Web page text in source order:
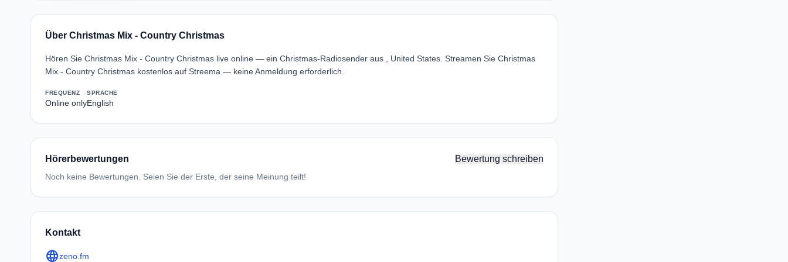
Über Christmas Mix - Country Christmas
Hören Sie Christmas Mix - Country Christmas live online — ein Christmas-Radiosender aus , United States. Streamen Sie Christmas
Mix - Country Christmas kostenlos auf Streema — keine Anmeldung erforderlich.
FREQUENZ
Online only
SPRACHE
English
Hörerbewertungen Bewertung schreiben
Noch keine Bewertungen. Seien Sie der Erste, der seine Meinung teilt!
Kontakt
languagezeno.fm